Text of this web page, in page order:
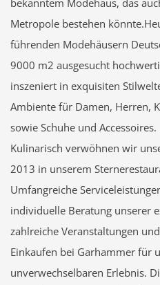
Metropole bestehen
führenden Modehäusern
9000 m2 ausgesucht
inszeniert in exquisiten
Ambiente für Damen, Herren,
sowie Schuhe und Accessoires.
Kulinarisch verwöhnen wir
2013 in unserem
Umfangreiche
individuelle Beratung unserer
zahlreiche Veranstaltungen
Einkaufen bei Garhammer für
unverwechselbaren Erlebnis.